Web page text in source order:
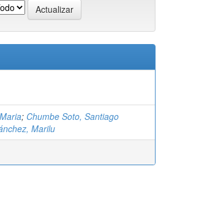
; Chumbe Soto, Santiago
Marilu